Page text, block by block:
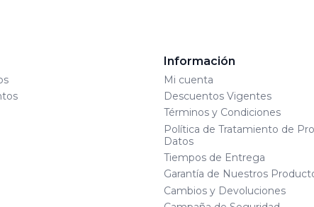
Información
Mi cuenta
Descuentos Vigentes
Términos y Condiciones
Política de Tratamiento de
Datos
Tiempos de Entrega
Garantía de Nuestros
Cambios y Devoluciones